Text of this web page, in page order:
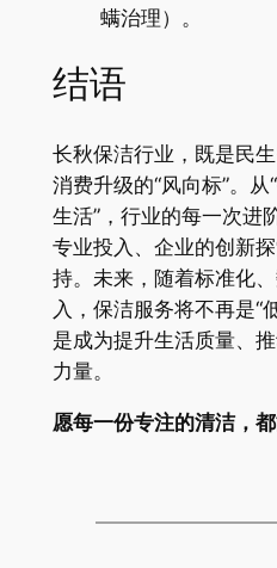
螨治理）。
结语
长秋保洁行业，既是民
消费升级的“风向标”。从
生活”，行业的每一次进
专业投入、企业的创新
持。未来，随着标准化
入，保洁服务将不再是“
是成为提升生活质量、
力量。
愿每一份专注的清洁，